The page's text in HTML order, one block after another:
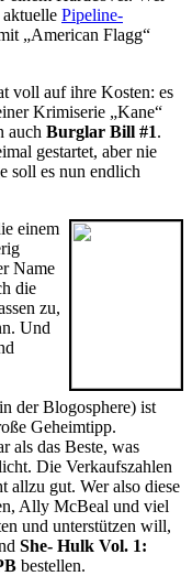
Pipeline-
„American Flagg“
voll auf ihre Kosten: es
Krimiserie „Kane“
auch Burglar Bill #1.
gestartet, aber nie
soll es nun endlich
einem
Name
die
zu,
Und
der Blogosphere) ist
Geheimtipp.
als das Beste, was
Die Verkaufszahlen
allzu gut. Wer also diese
Ally McBeal und viel
und unterstützen will,
She- Hulk Vol. 1:
bestellen.